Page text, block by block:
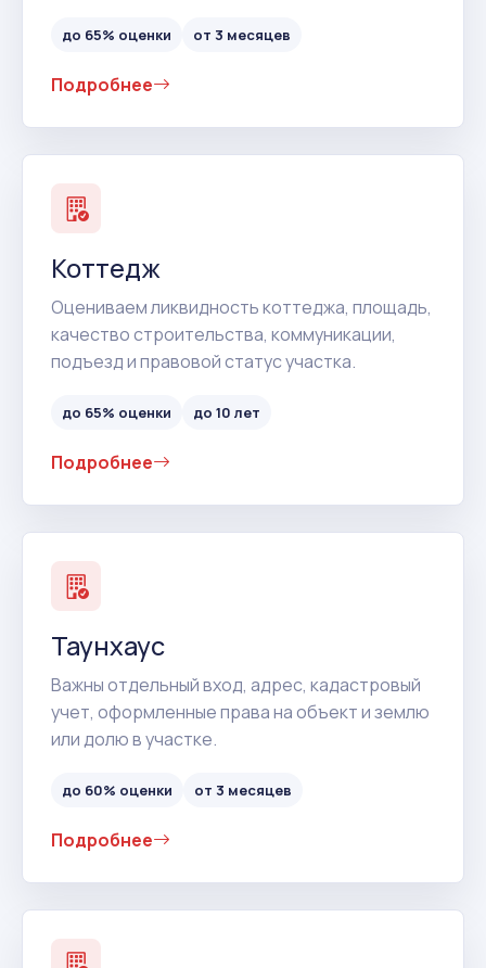
до 65% оценки от 3 месяцев
Подробнее
Коттедж
Оцениваем ликвидность коттеджа, площадь,
качество строительства, коммуникации,
подъезд и правовой статус участка.
до 65% оценки до 10 лет
Подробнее
Таунхаус
Важны отдельный вход, адрес, кадастровый
учет, оформленные права на объект и землю
или долю в участке.
до 60% оценки от 3 месяцев
Подробнее